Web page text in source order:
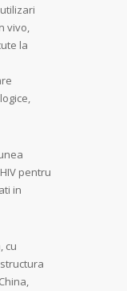
vivo,
la
pentru
in
cu